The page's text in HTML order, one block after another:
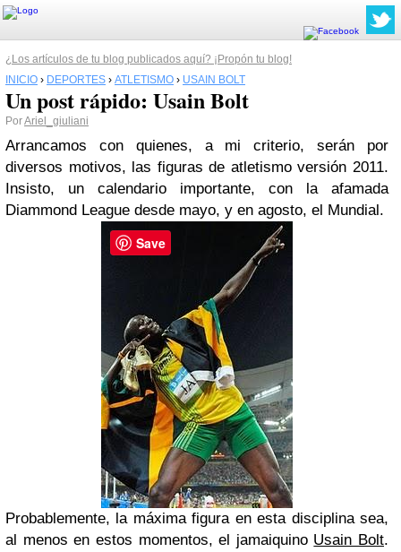
¿Los artículos de tu blog publicados aquí? ¡Propón tu blog!
INICIO › DEPORTES › ATLETISMO › USAIN BOLT
Un post rápido: Usain Bolt
PorAriel_giuliani
Arrancamos con quienes, a mi criterio, serán por
diversos motivos, las figuras de atletismo versión 2011.
Insisto, un calendario importante, con la afamada
Diammond League desde mayo, y en agosto, el Mundial.
Probablemente, la máxima figura en esta disciplina sea,
al menos en estos momentos, el jamaiquino Usain Bolt.
Save